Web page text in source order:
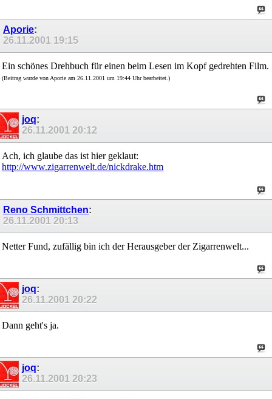
Aporie:
26.11.2001 19:15
Ein schönes Drehbuch für einen beim Lesen im Kopf gedrehten Film.
(Beitrag wurde von Aporie am 26.11.2001 um 19:44 Uhr bearbeitet.)
joq:
26.11.2001 20:12
Ach, ich glaube das ist hier geklaut:
http://www.zigarrenwelt.de/nickdrake.htm
Reno Schmittchen:
26.11.2001 20:13
Netter Fund, zufällig bin ich der Herausgeber der Zigarrenwelt...
joq:
26.11.2001 20:22
Dann geht's ja.
joq:
26.11.2001 20:23